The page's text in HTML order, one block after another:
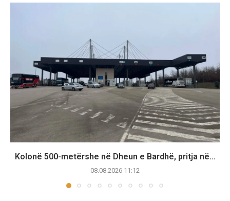
Kolonë 500-metërshe në Dheun e Bardhë, pritja në...
08.08.2026 11:12